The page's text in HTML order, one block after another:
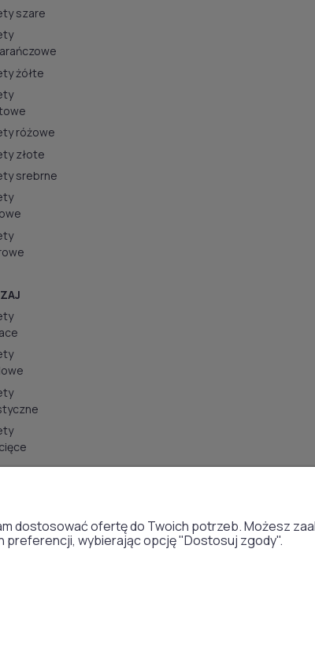
szare
żółte
różowe
złote
srebrne
Dostawa:
dostosować ofertę do Twoich potrzeb. Możesz
preferencji, wybierając opcję "Dostosuj zgody".